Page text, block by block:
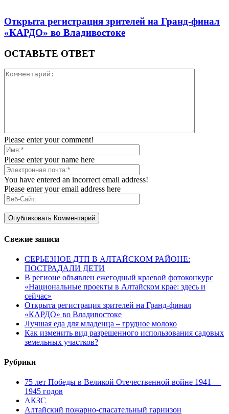
Открыта регистрация зрителей на Гранд-финал
«КАРДО» во Владивостоке
ОСТАВЬТЕ ОТВЕТ
Please enter your comment!
Please enter your name here
You have entered an incorrect email address!
Please enter your email address here
Свежие записи
СЕРЬЕЗНОЕ ДТП В АЛТАЙСКОМ РАЙОНЕ:
ПОСТРАДАЛИ ДЕТИ
В регионе объявлен ежегодный краевой фотоконкурс
«Национальные проекты в Алтайском крае: здесь и
сейчас»
Открыта регистрация зрителей на Гранд-финал
«КАРДО» во Владивостоке
Лучшая еда для младенца – грудное молоко
Как изменить вид разрешенного использования садовых
земельных участков?
Рубрики
75 лет Победы в Великой Отечественной войне 1941 —
1945 годов
АКЗС
Алтайский пожарно-спасательный гарнизон